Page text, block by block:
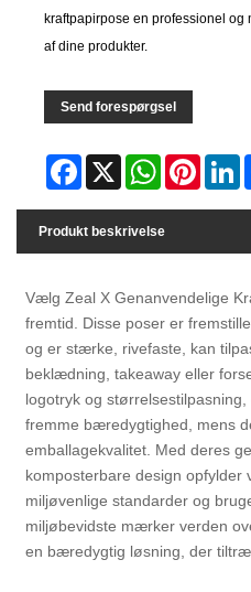
kraftpapirpose en professionel
af dine produkter.
Send forespørgsel
Facebook
X WhatsAppPinterest
Produkt beskrivelse
Vælg Zeal X Genanvendelige
fremtid. Disse poser er
og er stærke, rivefaste, kan
beklædning, takeaway eller
logotryk og
fremme bæredygtighed, mens
emballagekvalitet. Med deres
komposterbare design opfylder
miljøvenlige standarder og
miljøbevidste mærker verden
en bæredygtig løsning, der